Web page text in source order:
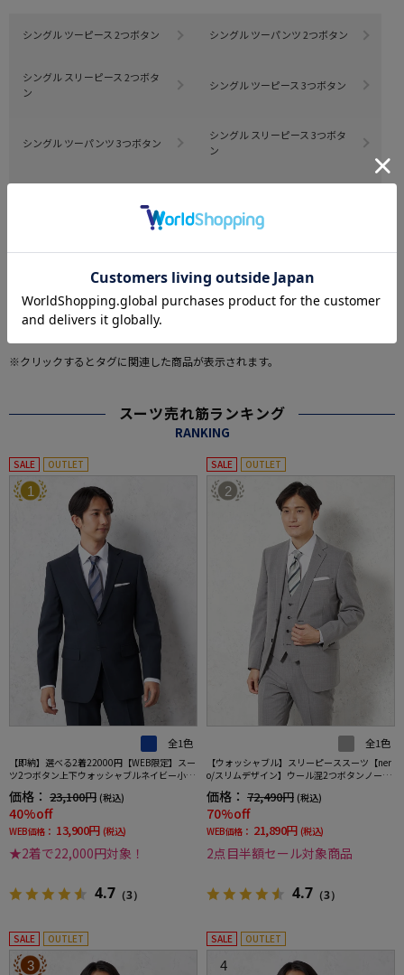
シングル ツーピース 2つボタン シングル ツーパンツ 2つボタン
シングル スリーピース 2つボタ
ン
シングル ツーピース 3つボタン
シングル ツーパンツ 3つボタン
シングル スリーピース 3つボタ
ン
#24AW
#2点目20%OFF対象商品（メンズスーツ）
#2点目50%OFF対象商品（メンズスーツ）
※クリックするとタグに関連した商品が表示されます。
スーツ売れ筋ランキング
RANKING
SALE OUTLET
1
全1色
【即納】選べる2着22000円【WEB限定】スー
ツ2つボタン上下ウォッシャブルネイビー小柄
3シーズン対応
価格： 23,100円 (税込)
40%off
WEB価格： 13,900円 (税込)
★2着で22,000円対象！
4.7 （3）
SALE OUTLET
2
全1色
【ウォッシャブル】スリーピーススーツ【ner
o/スリムデザイン】ウール混2つボタンノータ
ックストライプ
価格： 72,490円 (税込)
70%off
WEB価格： 21,890円 (税込)
2点目半額セール対象商品
4.7 （3）
SALE OUTLET
3
SALE OUTLET
4